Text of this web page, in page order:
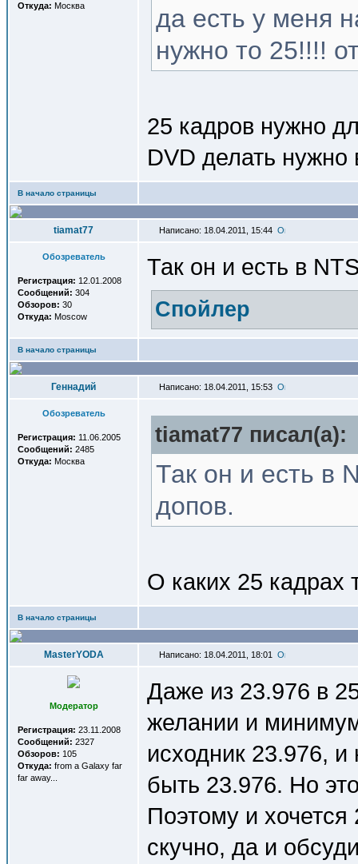
Откуда: Москва
да есть у меня
нужно то 25!!!!
25 кадров нужно
DVD делать нужно
В начало страницы
tiamat77 Написано: 18.04.2011, 15:44
Обозреватель
Регистрация: 12.01.2008
Сообщений: 304
Обзоров: 30
Откуда: Moscow
Так он и есть в
Спойлер
В начало страницы
Геннадий Написано: 18.04.2011, 15:53
Обозреватель
Регистрация: 11.06.2005
Сообщений: 2485
Откуда: Москва
tiamat77 писал(a):
Так он и есть в
допов.
О каких 25 кадрах
В начало страницы
MasterYODA Написано: 18.04.2011, 18:01
Модератор
Регистрация: 23.11.2008
Сообщений: 2327
Обзоров: 105
Откуда: from a Galaxy far
far away...
Даже из 23.976 в
желании и
исходник 23.976, и
быть 23.976. Но
Поэтому и
скучно, да и